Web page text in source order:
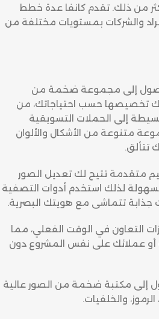
من ذلك. تقدم كانفا عدة خطط
والشركات بمستويات مختلفة من
الوصول إلى مجموعة ضخمة من
تخصيصها حسب احتياجاتك، من
إلى الحملات التسويقية
متنوعة من الأشكال والألوان
تتألق.
متقدمة تتيح لك تعديل الصور
لذلك استخدم أدوات التصفية
جذابة تتماشى مع هويتك البصرية.
التعاون في الوقت الفعلي، مما
عملائك على نفس المشروع دون
إلى مكتبة ضخمة من الصور عالية
والخلفيات.